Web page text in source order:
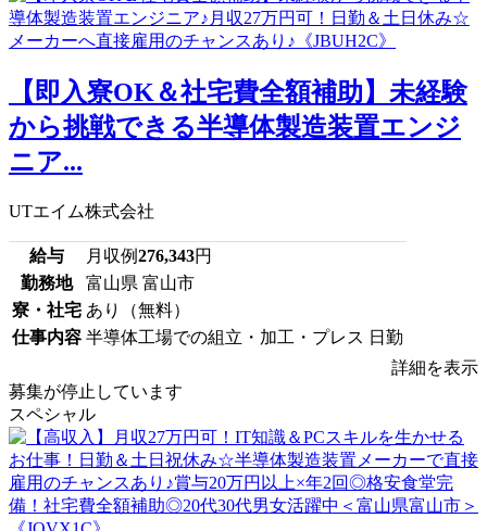
【即入寮OK＆社宅費全額補助】未経験
から挑戦できる半導体製造装置エンジ
ニア...
UTエイム株式会社
給与 月収例276,343円
勤務地
富山県 富山市
寮・社宅 あり（無料）
仕事内容 半導体工場での組立・加工・プレス 日勤
詳細を表示
募集が停止しています
スペシャル